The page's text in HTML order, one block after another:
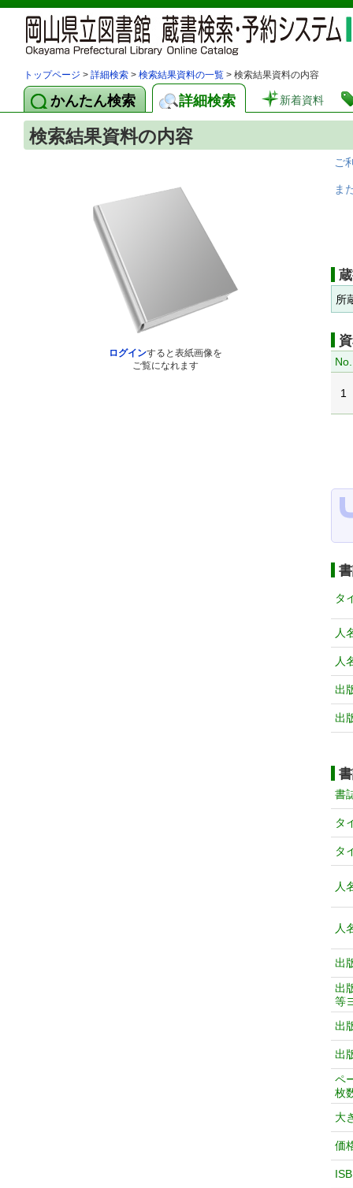
トップページ > 詳細検索 > 検索結果資料の一覧 > 検索結果資料の内容
かんたん検索 詳細検索 新着資料
検索結果資料の内容
ログインすると表紙画像を
ご覧になれます
ご
ま
所
No.
1
タ
人
人
出
出
書
タ
タ
人
人
出
出
等
出
出
ペ
枚
大
価